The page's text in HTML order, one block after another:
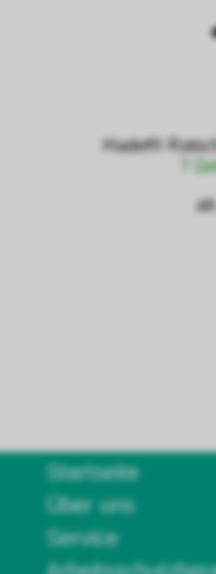
Hadef®
7
Startseite
Über uns
Service